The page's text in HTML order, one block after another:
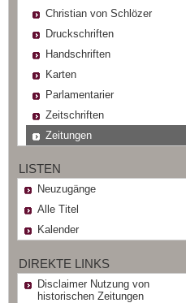
Christian von Schlözer
Druckschriften
Handschriften
Karten
Parlamentarier
Zeitschriften
Zeitungen
LISTEN
Neuzugänge
Alle Titel
Kalender
DIREKTE LINKS
Disclaimer Nutzung von
historischen Zeitungen